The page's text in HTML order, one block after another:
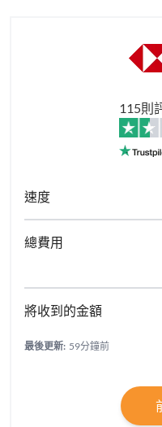
115則
最後更新: 59分鐘前